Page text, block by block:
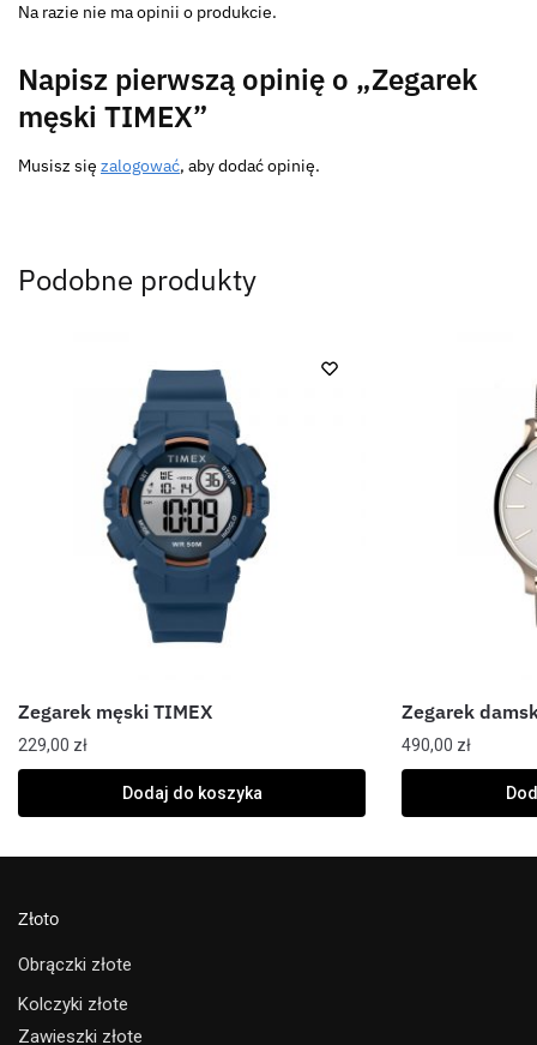
Na razie nie ma opinii o produkcie.
Napisz pierwszą opinię o „Zegarek
męski TIMEX”
Musisz się zalogować, aby dodać opinię.
Podobne produkty
Zegarek męski TIMEX
229,00 zł
Dodaj do koszyka
Zegarek
490,00 zł
Złoto
Obrączki złote
Kolczyki złote
Zawieszki złote